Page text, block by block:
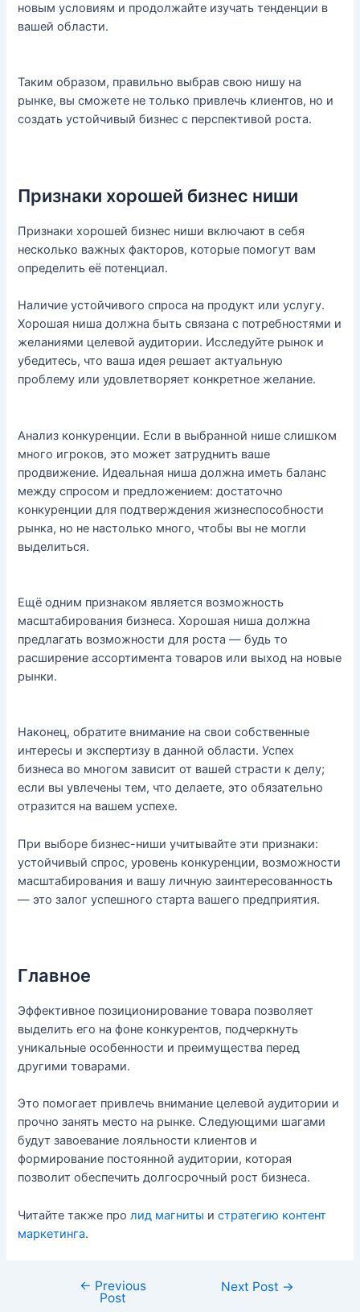
новым условиям и продолжайте изучать тенденции в
вашей области.
Таким образом, правильно выбрав свою нишу на
рынке, вы сможете не только привлечь клиентов, но и
создать устойчивый бизнес с перспективой роста.
Признаки хорошей бизнес ниши
Признаки хорошей бизнес ниши включают в себя
несколько важных факторов, которые помогут вам
определить её потенциал.
Наличие устойчивого спроса на продукт или услугу.
Хорошая ниша должна быть связана с потребностями и
желаниями целевой аудитории. Исследуйте рынок и
убедитесь, что ваша идея решает актуальную
проблему или удовлетворяет конкретное желание.
Анализ конкуренции. Если в выбранной нише слишком
много игроков, это может затруднить ваше
продвижение. Идеальная ниша должна иметь баланс
между спросом и предложением: достаточно
конкуренции для подтверждения жизнеспособности
рынка, но не настолько много, чтобы вы не могли
выделиться.
Ещё одним признаком является возможность
масштабирования бизнеса. Хорошая ниша должна
предлагать возможности для роста — будь то
расширение ассортимента товаров или выход на новые
рынки.
Наконец, обратите внимание на свои собственные
интересы и экспертизу в данной области. Успех
бизнеса во многом зависит от вашей страсти к делу;
если вы увлечены тем, что делаете, это обязательно
отразится на вашем успехе.
При выборе бизнес-ниши учитывайте эти признаки:
устойчивый спрос, уровень конкуренции, возможности
масштабирования и вашу личную заинтересованность
— это залог успешного старта вашего предприятия.
Главное
Эффективное позиционирование товара позволяет
выделить его на фоне конкурентов, подчеркнуть
уникальные особенности и преимущества перед
другими товарами.
Это помогает привлечь внимание целевой аудитории и
прочно занять место на рынке. Следующими шагами
будут завоевание лояльности клиентов и
формирование постоянной аудитории, которая
позволит обеспечить долгосрочный рост бизнеса.
Читайте также про лид магниты истратегию контент
маркетинга.
navigation
← Previous
Post
Next Post →